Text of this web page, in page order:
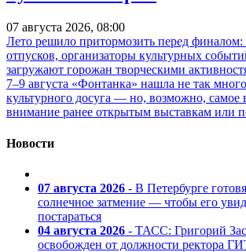
07 августа 2026, 08:00
Лето решило притормозить перед финалом:
отпусков, организаторы культурных
загружают горожан творческими
7–9 августа «Фонтанка» нашла не так
культурного досуга — но, возможно, самое
внимание ранее открытым выставкам или
Новости
07 августа 2026 - В Петербурге
солнечное затмение — чтобы его
постараться
04 августа 2026 - ТАСС: Григорий
освобожден от должности ректора